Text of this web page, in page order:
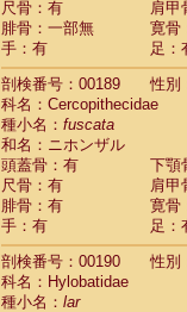
尺骨：有
肩甲
腓骨：一部無
寛骨
手：有
足：
剖検番号：00189
性別
科名：Cercopithecidae
種小名： fuscata
和名：ニホンザル
頭蓋骨：有
下顎
尺骨：有
肩甲
腓骨：有
寛骨
手：有
足：
剖検番号：00190
性別
科名：Hylobatidae
種小名： lar